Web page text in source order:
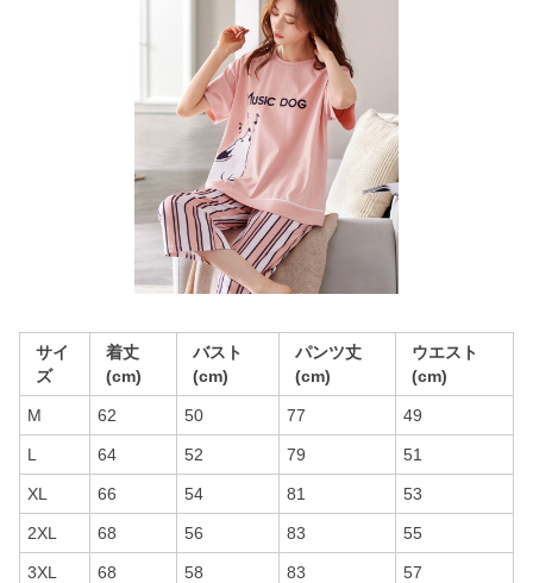
サイ
ズ
着丈
(cm)
バスト
(cm)
パンツ丈
(cm)
ウエスト
(cm)
M 62 50 77 49
L 64 52 79 51
XL 66 54 81 53
2XL 68 56 83 55
3XL 68 58 83 57